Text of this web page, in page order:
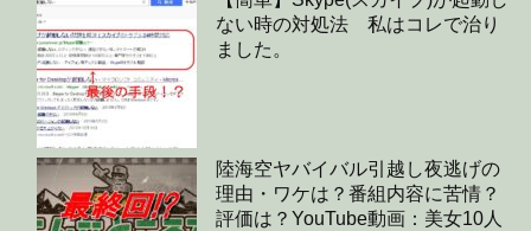
ない時の対処法 私はコレで治り
ました。
陸海空ヤバイバル引越し夜逃げの
理由・ワケは？番組内容に苦情？
評価は？YouTube動画：美女10人